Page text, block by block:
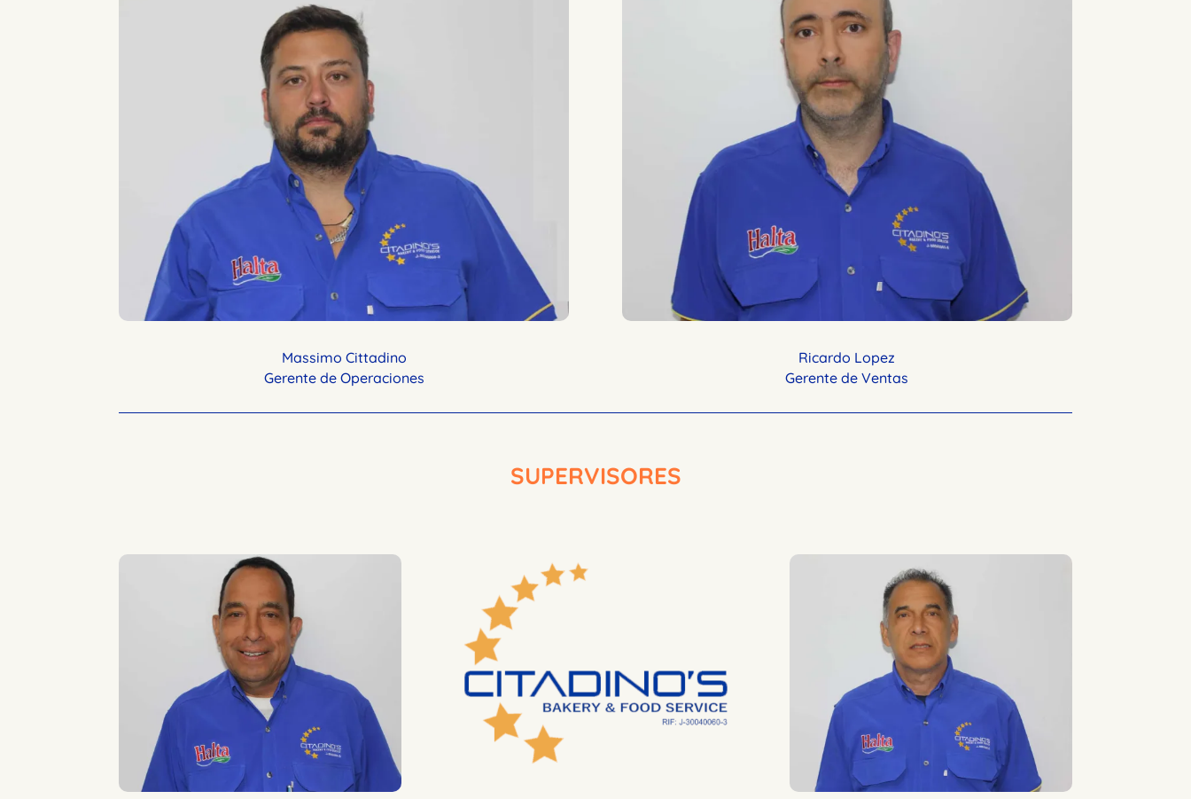
Massimo Cittadino
Gerente de Operaciones
Ricardo Lopez
Gerente de Ventas
SUPERVISORES